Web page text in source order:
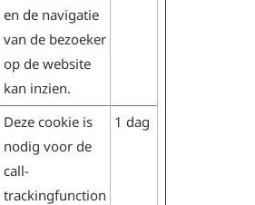
en de navigatie
van de bezoeker
op de website
kan inzien.
Deze cookie is
nodig voor de
call-
trackingfunction
1 dag